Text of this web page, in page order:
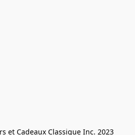
et Cadeaux Classique Inc. 2023